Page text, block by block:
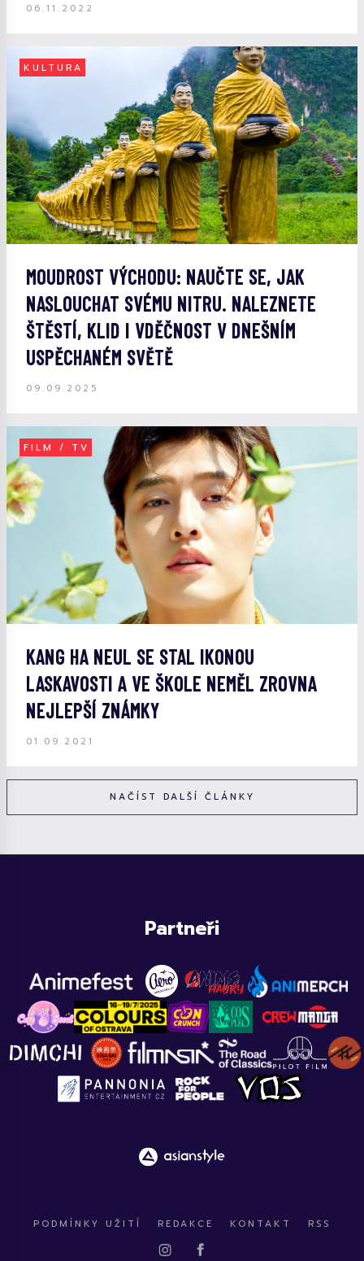
06.11.2022
KULTURA
MOUDROST VÝCHODU: NAUČTE SE, JAK
NASLOUCHAT SVÉMU NITRU. NALEZNETE
ŠTĚSTÍ, KLID I VDĚČNOST V DNEŠNÍM
USPĚCHANÉM SVĚTĚ
09.09.2025
FILM / TV
KANG HA NEUL SE STAL IKONOU
LASKAVOSTI A VE ŠKOLE NEMĚL ZROVNA
NEJLEPŠÍ ZNÁMKY
01.09.2021
NAČÍST DALŠÍ ČLÁNKY
Partneři
PODMÍNKY UŽITÍ REDAKCE KONTAKT RSS